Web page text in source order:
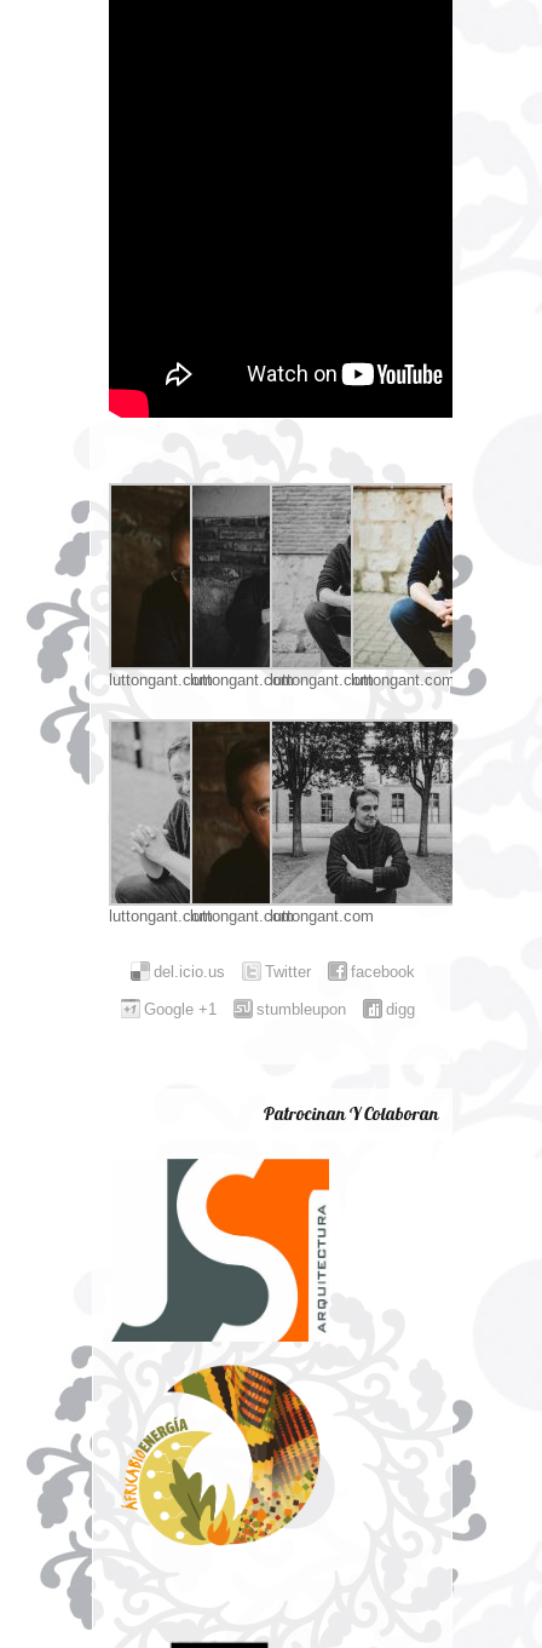
luttongant.comluttongant.comluttongant.comluttongant.com
luttongant.comluttongant.comluttongant.com
facebook
Twitter
del.icio.us
digg
stumbleupon
Google +1
Patrocinan Y Colaboran